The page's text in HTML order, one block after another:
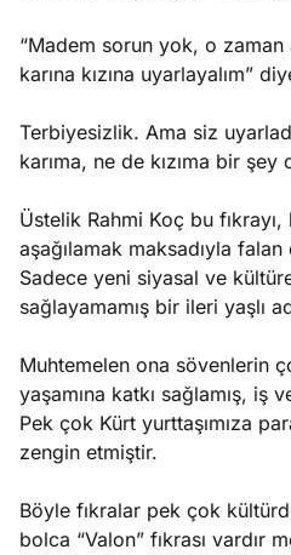
“Madem sorun yok, o zaman
karına kızına uyarlayalım”
Terbiyesizlik. Ama siz
karıma, ne de kızıma bir şey
Üstelik Rahmi Koç bu
aşağılamak maksadıyla
Sadece yeni siyasal ve
sağlayamamış bir ileri yaşlı
Muhtemelen ona sövenlerin
yaşamına katkı sağlamış, iş
Pek çok Kürt yurttaşımıza
zengin etmiştir.
Böyle fıkralar pek çok
bolca “Valon” fıkrası vardır